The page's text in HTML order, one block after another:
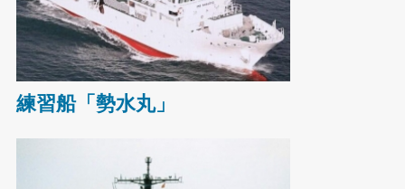
練習船「勢水丸」